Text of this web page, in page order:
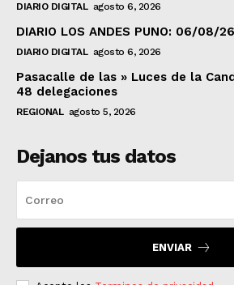
DIARIO DIGITAL agosto 6, 2026
DIARIO LOS ANDES PUNO: 06/08/26
DIARIO DIGITAL agosto 6, 2026
Pasacalle de las » Luces de la
48 delegaciones
REGIONAL agosto 5, 2026
Dejanos tus datos
ENVIAR